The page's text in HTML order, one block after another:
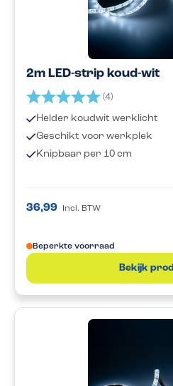
2m LED-strip koud-wit
Beoordeling: (4)
Helder koudwit werklicht
Geschikt voor werkplek
Knipbaar per 10 cm
36,99 Incl. BTW
Beperkte voorraad
Bekijk